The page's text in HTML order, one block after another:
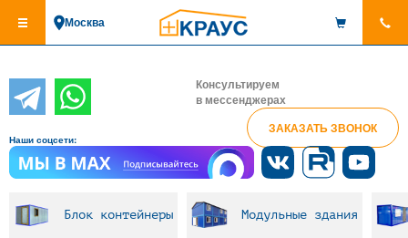
основному
Москва
Консультируем
в мессенджерах
ЗАКАЗАТЬ ЗВОНОК
Наши соцсети:
Блок контейнеры Модульные здания